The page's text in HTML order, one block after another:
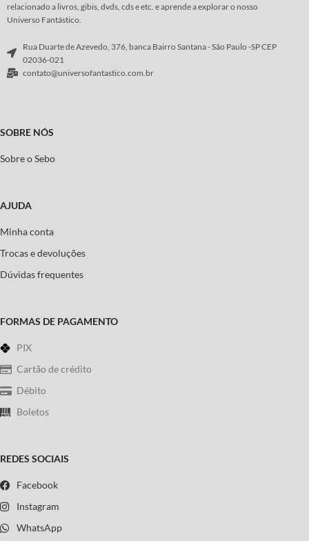
relacionado a livros, gibis, dvds, cds e etc. e aprende a explorar o nosso
Universo Fantástico.
Rua Duarte de Azevedo, 376, banca Bairro Santana - São Paulo -SP CEP
02036-021
contato@universofantastico.com.br
SOBRE NÓS
Sobre o Sebo
AJUDA
Minha conta
Trocas e devoluções
Dúvidas frequentes
FORMAS DE PAGAMENTO
PIX
Cartão de crédito
Débito
Boletos
REDES SOCIAIS
Facebook
Instagram
WhatsApp